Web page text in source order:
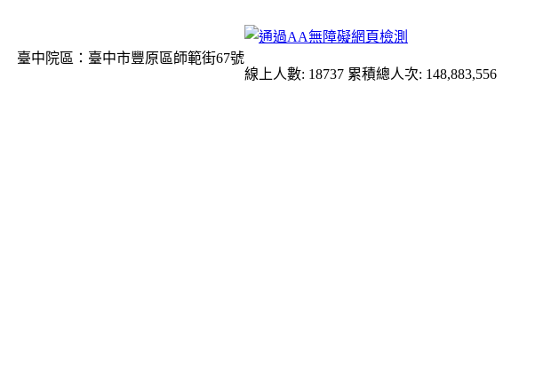
臺中院區：臺中市豐原區師範街67號
線上人數: 18737 累積總人次: 148,883,556